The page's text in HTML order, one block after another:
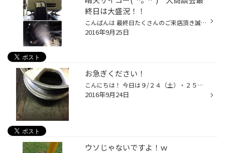
終日は大盛況！！
こんばんは 最終日たくさんのご来店頂き誠に有難うございます♪ 本日もピットは大賑わい！！ 画像① ｅｋ様 NEW夏ﾀｲﾔ+NEW冬ﾀｲﾔ交換 下回り防錆ｺｰﾃｨﾝｸﾞ施工 画像② ﾜｺﾞﾝR様 NEW冬ﾀｲﾔ+夏ﾀｲﾔにﾗﾗﾊﾟｰﾑ（ｱﾙﾐﾎｲﾙ） （TPMS) （TPMS) そして、お決まりの四輪ｱﾗｲﾒﾝﾄ！！ *アルミがとってもお似合いです...
2016年9月25日
お急ぎください！
こんにちは！ 今日は９/２４（土）・２５（日）２日間限定の 大商談会！初日で 朝からたくさんのお客様にご来店いただき大賑わいでした。 セールは９/２５（日）がお安くタイヤをご購入いただく ラストチャンスですので、ぜひお見逃しのないよう ご来店をお待ちしてをります。 さて、先日掲載された...
2016年9月24日
ウソじゃないですよ！ｗ